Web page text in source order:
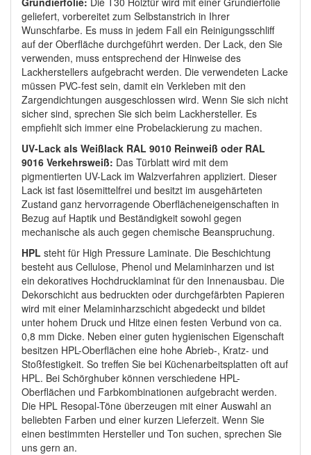
geliefert, vorbereitet zum Selbstanstrich in Ihrer
Wunschfarbe. Es muss in jedem Fall ein Reinigungsschliff
auf der Oberfläche durchgeführt werden. Der Lack, den Sie
verwenden, muss entsprechend der Hinweise des
Lackherstellers aufgebracht werden. Die verwendeten Lacke
müssen PVC-fest sein, damit ein Verkleben mit den
Zargendichtungen ausgeschlossen wird. Wenn Sie sich nicht
sicher sind, sprechen Sie sich beim Lackhersteller. Es
empfiehlt sich immer eine Probelackierung zu machen.
UV-Lack als Weißlack RAL 9010 Reinweiß oder RAL
9016 Verkehrsweiß: Das Türblatt wird mit dem
pigmentierten UV-Lack im Walzverfahren appliziert. Dieser
Lack ist fast lösemittelfrei und besitzt im ausgehärteten
Zustand ganz hervorragende Oberflächeneigenschaften in
Bezug auf Haptik und Beständigkeit sowohl gegen
mechanische als auch gegen chemische Beanspruchung.
HPL steht für High Pressure Laminate. Die Beschichtung
besteht aus Cellulose, Phenol und Melaminharzen und ist
ein dekoratives Hochdrucklaminat für den Innenausbau. Die
Dekorschicht aus bedruckten oder durchgefärbten Papieren
wird mit einer Melaminharzschicht abgedeckt und bildet
unter hohem Druck und Hitze einen festen Verbund von ca.
0,8 mm Dicke. Neben einer guten hygienischen Eigenschaft
besitzen HPL-Oberflächen eine hohe Abrieb-, Kratz- und
Stoßfestigkeit. So treffen Sie bei Küchenarbeitsplatten oft auf
HPL. Bei Schörghuber können verschiedene HPL-
Oberflächen und Farbkombinationen aufgebracht werden.
Die HPL Resopal-Töne überzeugen mit einer Auswahl an
beliebten Farben und einer kurzen Lieferzeit. Wenn Sie
einen bestimmten Hersteller und Ton suchen, sprechen Sie
uns gern an.